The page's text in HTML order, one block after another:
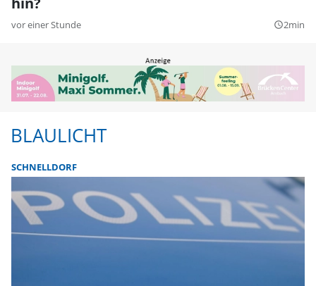
vor einer Stunde query_builder2min
BLAULICHT
SCHNELLDORF